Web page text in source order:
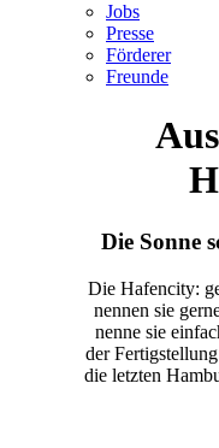
Jobs
Presse
Förderer
Freunde
Die Sonne
Die Hafencity:
nennen sie
nenne sie
der
die letzten